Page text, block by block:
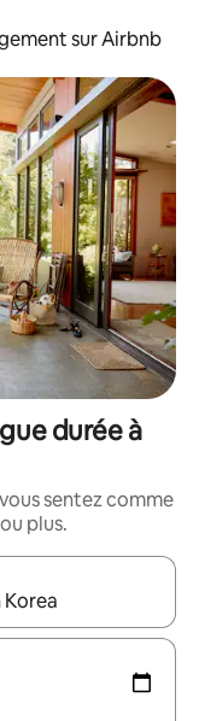
sur Airbnb
durée à
sentez comme
plus.
les flèches vers le